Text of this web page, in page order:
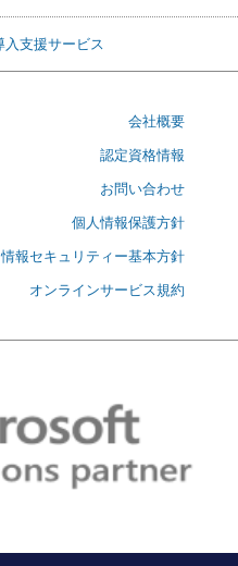
入支援サービス
会社概要
認定資格情報
お問い合わせ
個人情報保護方針
情報セキュリティー基本方針
オンラインサービス規約